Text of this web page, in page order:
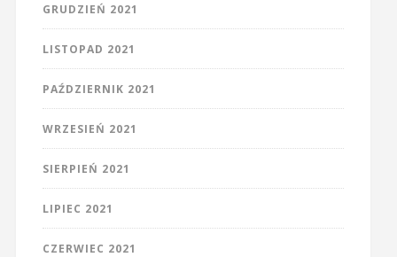
GRUDZIEŃ 2021
LISTOPAD 2021
PAŹDZIERNIK 2021
WRZESIEŃ 2021
SIERPIEŃ 2021
LIPIEC 2021
CZERWIEC 2021